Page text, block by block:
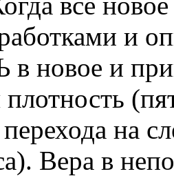
и
новое и
перехода на
Вера в